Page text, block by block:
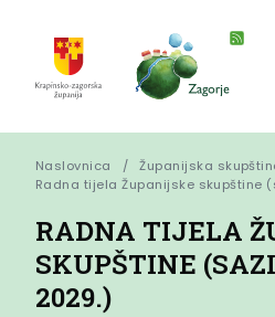
Naslovnica
Županijska
Radna tijela Županijske skupštine
RADNA TIJELA
SKUPŠTINE
2029.)